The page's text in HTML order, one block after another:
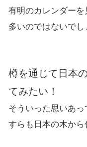
有明のカレンダー
多いのではないでし
樽を通じて日本
てみたい！
そういった思いあ
すらも日本の木から